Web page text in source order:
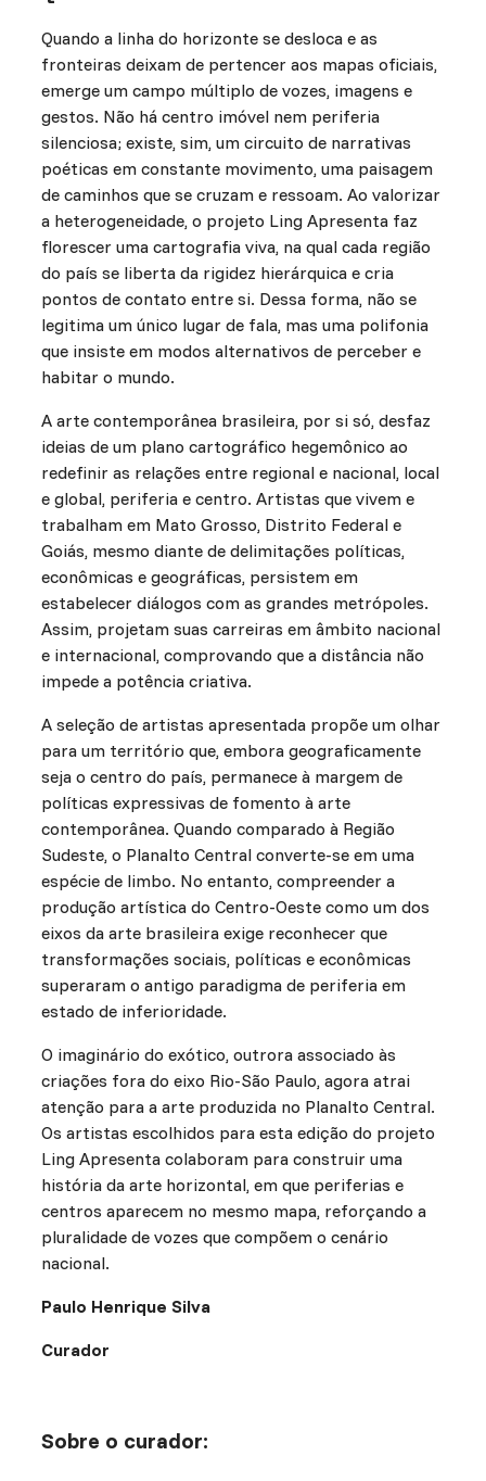
Quando a linha do horizonte se desloca e as
fronteiras deixam de pertencer aos mapas oficiais,
emerge um campo múltiplo de vozes, imagens e
gestos. Não há centro imóvel nem periferia
silenciosa; existe, sim, um circuito de narrativas
poéticas em constante movimento, uma paisagem
de caminhos que se cruzam e ressoam. Ao valorizar
a heterogeneidade, o projeto Ling Apresenta faz
florescer uma cartografia viva, na qual cada região
do país se liberta da rigidez hierárquica e cria
pontos de contato entre si. Dessa forma, não se
legitima um único lugar de fala, mas uma polifonia
que insiste em modos alternativos de perceber e
habitar o mundo.
A arte contemporânea brasileira, por si só, desfaz
ideias de um plano cartográfico hegemônico ao
redefinir as relações entre regional e nacional, local
e global, periferia e centro. Artistas que vivem e
trabalham em Mato Grosso, Distrito Federal e
Goiás, mesmo diante de delimitações políticas,
econômicas e geográficas, persistem em
estabelecer diálogos com as grandes metrópoles.
Assim, projetam suas carreiras em âmbito nacional
e internacional, comprovando que a distância não
impede a potência criativa.
A seleção de artistas apresentada propõe um olhar
para um território que, embora geograficamente
seja o centro do país, permanece à margem de
políticas expressivas de fomento à arte
contemporânea. Quando comparado à Região
Sudeste, o Planalto Central converte-se em uma
espécie de limbo. No entanto, compreender a
produção artística do Centro-Oeste como um dos
eixos da arte brasileira exige reconhecer que
transformações sociais, políticas e econômicas
superaram o antigo paradigma de periferia em
estado de inferioridade.
O imaginário do exótico, outrora associado às
criações fora do eixo Rio-São Paulo, agora atrai
atenção para a arte produzida no Planalto Central.
Os artistas escolhidos para esta edição do projeto
Ling Apresenta colaboram para construir uma
história da arte horizontal, em que periferias e
centros aparecem no mesmo mapa, reforçando a
pluralidade de vozes que compõem o cenário
nacional.
Paulo Henrique Silva
Curador
Sobre o curador: